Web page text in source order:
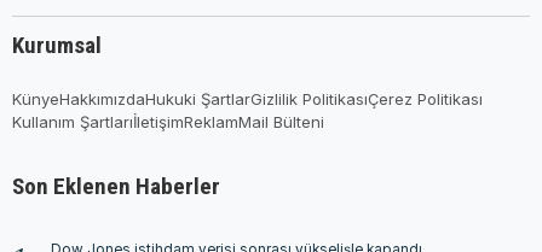
Kurumsal
KünyeHakkımızdaHukuki ŞartlarGizlilik PolitikasıÇerez Politikası
Kullanım ŞartlarıİletişimReklamMail Bülteni
Son Eklenen Haberler